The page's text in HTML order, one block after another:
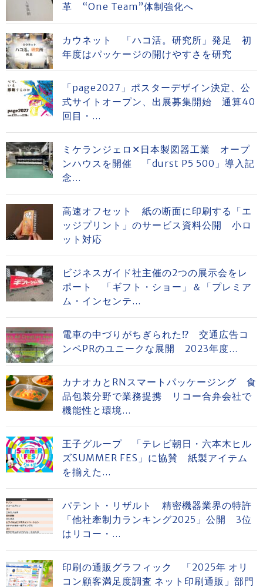
革 “One Team”体制強化へ
カウネット 「ハコ活。研究所」発足 初
年度はパッケージの開けやすさを研究
「page2027」ポスターデザイン決定、公
式サイトオープン、出展募集開始 通算40
回目・...
ミケランジェロ✕日本製図器工業 オープ
ンハウスを開催 「durst P5 500」導入記
念...
高速オフセット 紙の断面に印刷する「エ
ッジプリント」のサービス資料公開 小ロ
ット対応
ビジネスガイド社主催の2つの展示会をレ
ポート 「ギフト・ショー」＆「プレミア
ム・インセンテ...
電車の中づりがちぎられた⁉ 交通広告コ
ンペPRのユニークな展開 2023年度...
カナオカとRNスマートパッケージング 食
品包装分野で業務提携 リコー合弁会社で
機能性と環境...
王子グループ 「テレビ朝日・六本木ヒル
ズSUMMER FES」に協賛 紙製アイテム
を揃えた...
パテント・リザルト 精密機器業界の特許
「他社牽制力ランキング2025」公開 3位
はリコー・...
印刷の通販グラフィック 「2025年 オリ
コン顧客満足度調査 ネット印刷通販」部門